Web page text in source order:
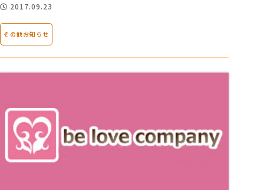
2017.09.23
その他お知らせ